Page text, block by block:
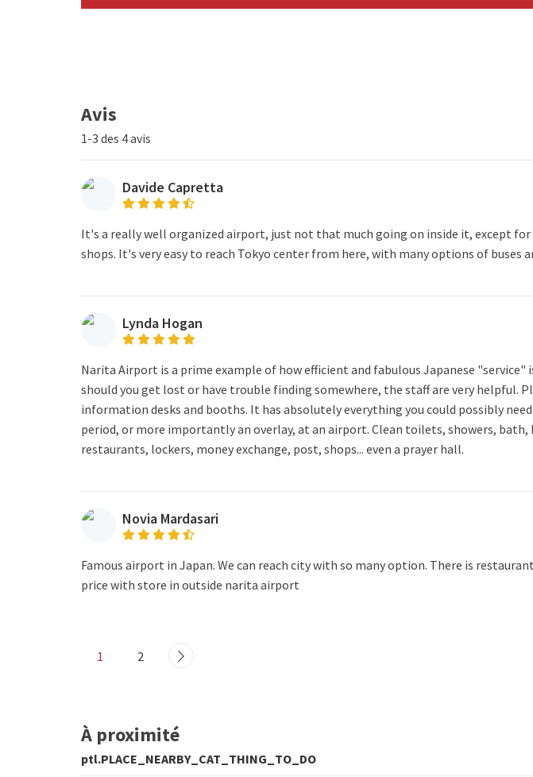
Avis
1-3 des 4 avis
Davide Capretta
It's a really well organized airport, just not that much going on inside it, except
shops. It's very easy to reach Tokyo center from here, with many options of buses
Lynda Hogan
Narita Airport is a prime example of how efficient and fabulous Japanese "service"
should you get lost or have trouble finding somewhere, the staff are very helpful.
information desks and booths. It has absolutely everything you could possibly
period, or more importantly an overlay, at an airport. Clean toilets, showers, bath,
restaurants, lockers, money exchange, post, shops... even a prayer hall.
Novia Mardasari
Famous airport in Japan. We can reach city with so many option. There is
price with store in outside narita airport
1 2
À proximité
ptl.PLACE_NEARBY_CAT_THING_TO_DO